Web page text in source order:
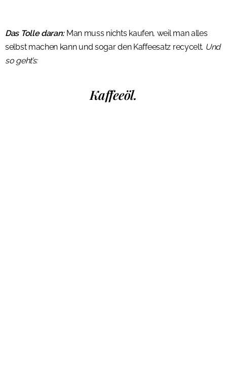
Das Tolle daran: Man muss nichts kaufen, weil man alles
selbst machen kann und sogar den Kaffeesatz recycelt. Und
so geht’s:
Kaffeeöl.